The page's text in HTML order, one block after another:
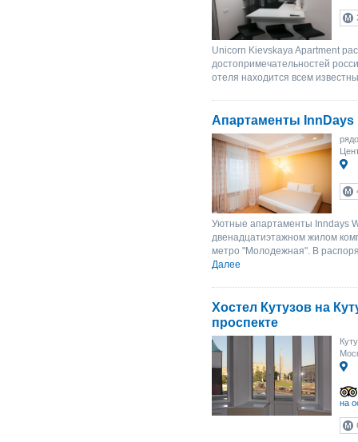
Unicorn Kievskaya Apartment
достопримечательностей
отеля находится всем
Апартаменты
Уютные апартаменты Inndays
двенадцатиэтажном жилом
метро "Молодежная". В
Далее
Хостел Кутузов на
проспекте
на